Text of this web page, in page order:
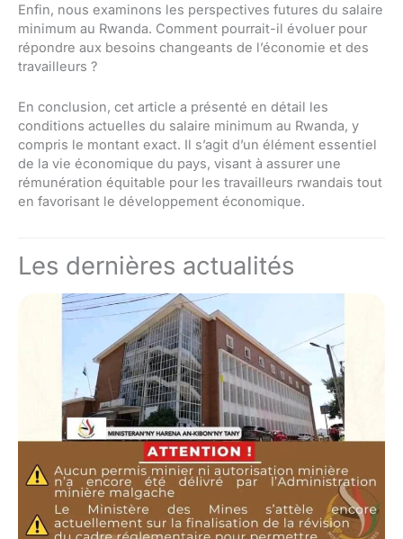
Enfin, nous examinons les perspectives futures du salaire
minimum au Rwanda. Comment pourrait-il évoluer pour
répondre aux besoins changeants de l’économie et des
travailleurs ?
En conclusion, cet article a présenté en détail les
conditions actuelles du salaire minimum au Rwanda, y
compris le montant exact. Il s’agit d’un élément essentiel
de la vie économique du pays, visant à assurer une
rémunération équitable pour les travailleurs rwandais tout
en favorisant le développement économique.
Les dernières actualités